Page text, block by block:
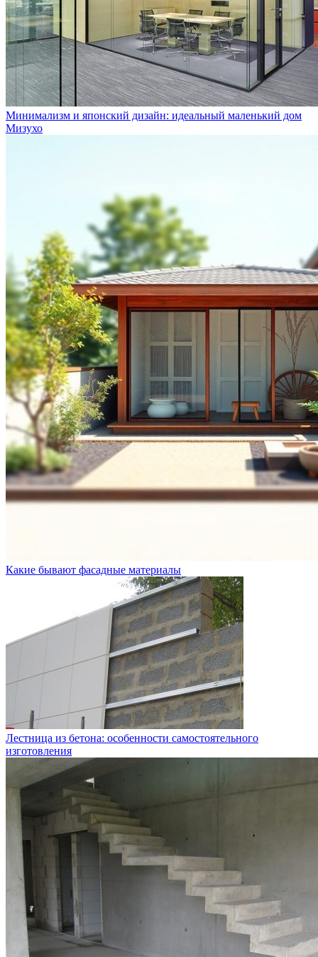
Минимализм и японский дизайн: идеальный маленький дом
Мизухо
Какие бывают фасадные материалы
Лестница из бетона: особенности самостоятельного
изготовления